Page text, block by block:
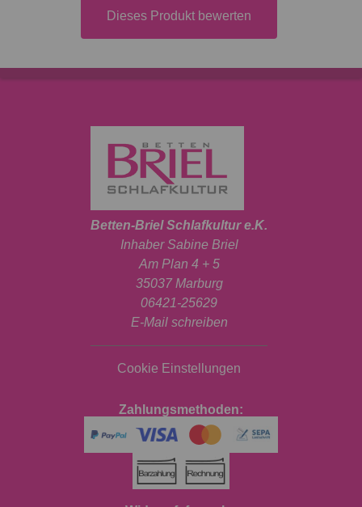
Dieses Produkt bewerten
Betten-Briel Schlafkultur e.K.
Inhaber Sabine Briel
Am Plan 4 + 5
35037 Marburg
06421-25629
E-Mail schreiben
Cookie Einstellungen
Zahlungsmethoden: